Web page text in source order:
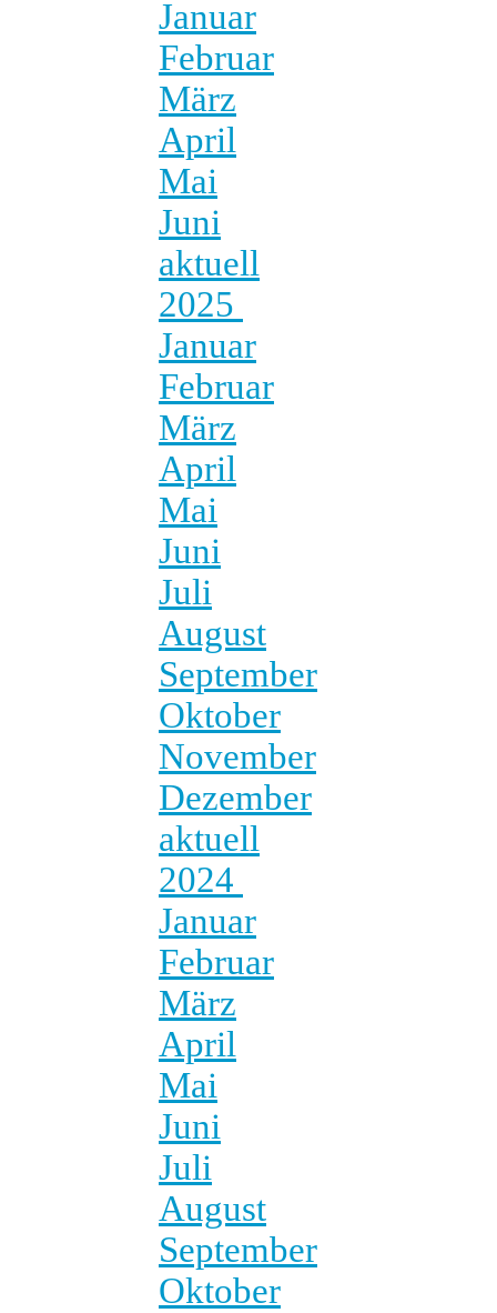
Januar
Februar
März
April
Mai
Juni
aktuell
2025
Januar
Februar
März
April
Mai
Juni
Juli
August
September
Oktober
November
Dezember
aktuell
2024
Januar
Februar
März
April
Mai
Juni
Juli
August
September
Oktober